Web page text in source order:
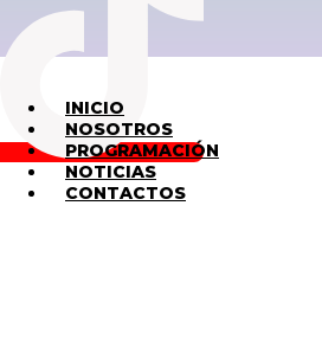
INICIO
NOSOTROS
PROGRAMACIÓN
NOTICIAS
CONTACTOS